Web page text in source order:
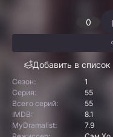
0
Добавить в список
Сезон:
1
Серия:
55
Всего серий:
55
IMDB:
8.1
MyDramalist:
7.9